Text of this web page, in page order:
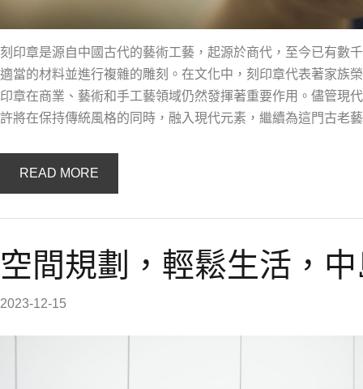
刻印章是源自中國古代的藝術工藝，起源於商代，至今已有數
適當的材料並進行複雜的雕刻。在文化中，刻印章代表著家族
印章在商業、藝術和手工藝領域仍然發揮著重要作用。儘管現
許將在保持傳統風格的同時，融入現代元素，繼續為這門古老
READ MORE
空間規劃，輕鬆生活，
2023-12-15